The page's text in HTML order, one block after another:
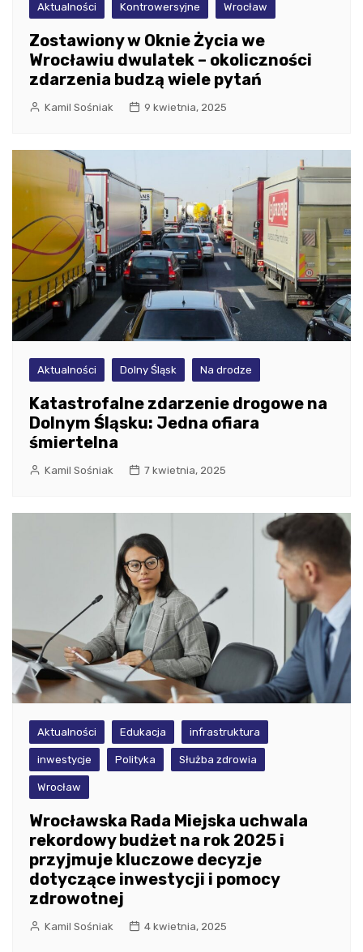
Aktualności Kontrowersyjne Wrocław
Zostawiony w Oknie Życia we
Wrocławiu dwulatek – okoliczności
zdarzenia budzą wiele pytań
Kamil Sośniak 9 kwietnia, 2025
Aktualności Dolny Śląsk Na drodze
Katastrofalne zdarzenie drogowe na
Dolnym Śląsku: Jedna ofiara
śmiertelna
Kamil Sośniak 7 kwietnia, 2025
Aktualności Edukacja infrastruktura
inwestycje Polityka Służba zdrowia
Wrocław
Wrocławska Rada Miejska uchwala
rekordowy budżet na rok 2025 i
przyjmuje kluczowe decyzje
dotyczące inwestycji i pomocy
zdrowotnej
Kamil Sośniak 4 kwietnia, 2025